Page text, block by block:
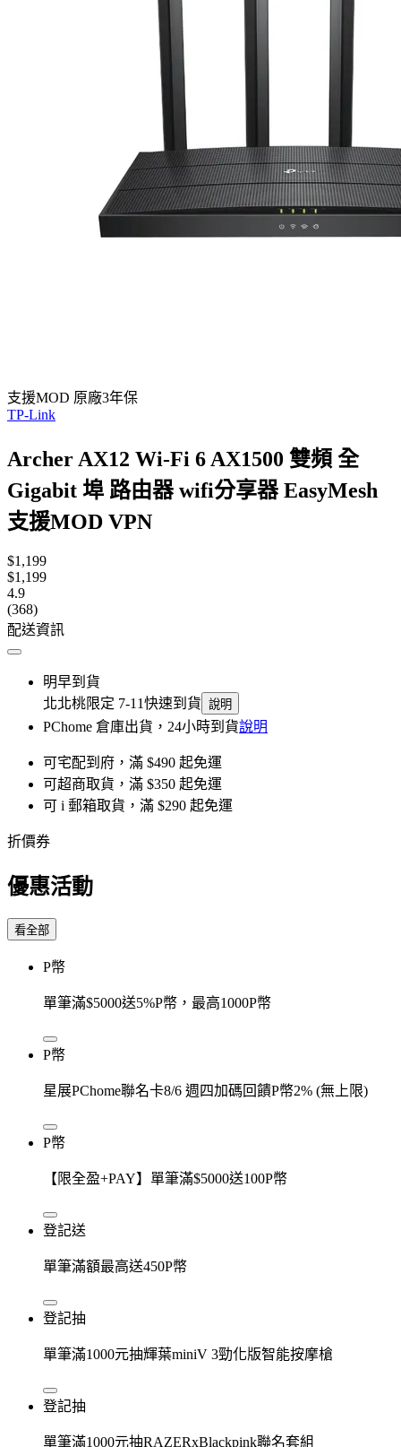
支援MOD 原廠3年保
TP-Link
Archer AX12 Wi-Fi 6 AX1500 雙頻 全
Gigabit 埠 路由器 wifi分享器 EasyMesh
支援MOD VPN
$1,199
$1,199
4.9
(368)
配送資訊
明早到貨
北北桃限定 7-11快速到貨 說明
PChome 倉庫出貨，24小時到貨說明
可宅配到府，滿 $490 起免運
可超商取貨，滿 $350 起免運
可 i 郵箱取貨，滿 $290 起免運
折價券
優惠活動
看全部
P幣
單筆滿$5000送5%P幣，最高1000P幣
P幣
星展PChome聯名卡8/6 週四加碼回饋P幣2% (無上限)
P幣
【限全盈+PAY】單筆滿$5000送100P幣
登記送
單筆滿額最高送450P幣
登記抽
單筆滿1000元抽輝葉miniV 3勁化版智能按摩槍
登記抽
單筆滿1000元抽RAZERxBlackpink聯名套組